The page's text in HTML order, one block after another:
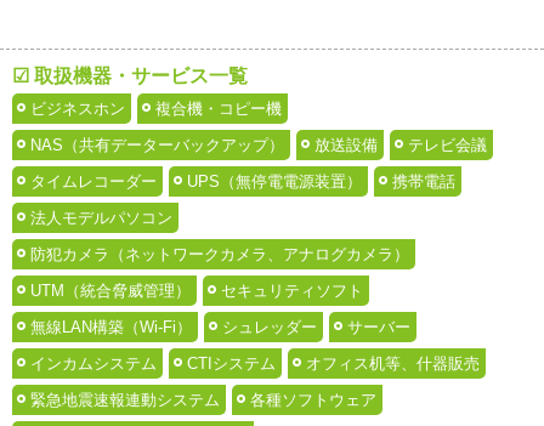
☑ 取扱機器・サービス一覧
ビジネスホン
複合機・コピー機
NAS（共有データーバックアップ）
放送設備
テレビ会議
タイムレコーダー
UPS（無停電電源装置）
携帯電話
法人モデルパソコン
防犯カメラ（ネットワークカメラ、アナログカメラ）
UTM（統合脅威管理）
セキュリティソフト
無線LAN構築（Wi-Fi）
シュレッダー
サーバー
インカムシステム
CTIシステム
オフィス机等、什器販売
緊急地震速報連動システム
各種ソフトウェア